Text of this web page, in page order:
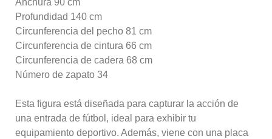
Anchura 90 cm
Profundidad 140 cm
Circunferencia del pecho 81 cm
Circunferencia de cintura 66 cm
Circunferencia de cadera 68 cm
Número de zapato 34
Esta figura está diseñada para capturar la acción de
una entrada de fútbol, ideal para exhibir tu
equipamiento deportivo. Además, viene con una placa